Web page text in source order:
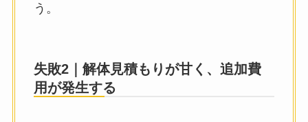
う。
失敗2｜解体見積もりが甘く、追加費
用が発生する